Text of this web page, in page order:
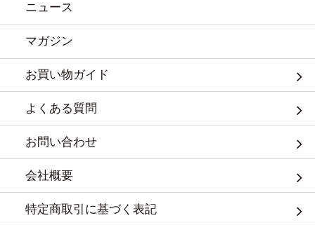
ニュース
マガジン
お買い物ガイド
よくある質問
お問い合わせ
会社概要
特定商取引に基づく表記